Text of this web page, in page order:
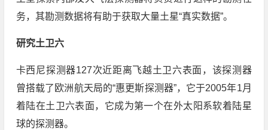
务，其勘测数据将有助于获取大量土星“真实数据”。
研究土卫六
卡西尼探测器127次近距离飞越土卫六表面，该探测器
曾搭载了欧洲航天局的“惠更斯探测器”，它于2005年1月
着陆在土卫六表面，它成为第一个在外太阳系软着陆星
球的探测器。